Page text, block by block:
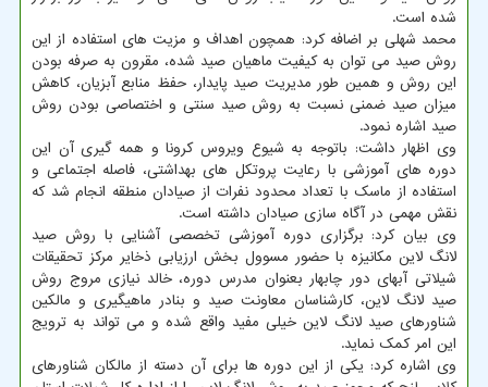
شده است.
محمد شهلی بر اضافه کرد: همچون اهداف و مزیت های استفاده از این
روش صید می توان به کیفیت ماهیان صید شده، مقرون به صرفه بودن
این روش و همین طور مدیریت صید پایدار، حفظ منابع آبزیان، کاهش
میزان صید ضمنی نسبت به روش صید سنتی و اختصاصی بودن روش
صید اشاره نمود.
وی اظهار داشت: باتوجه به شیوع ویروس کرونا و همه گیری آن این
دوره های آموزشی با رعایت پروتکل های بهداشتی، فاصله اجتماعی و
استفاده از ماسک با تعداد محدود نفرات از صیادان منطقه انجام شد که
نقش مهمی در آگاه سازی صیادان داشته است.
وی بیان کرد: برگزاری دوره آموزشی تخصصی آشنایی با روش صید
لانگ لاین مکانیزه با حضور مسوول بخش ارزیابی ذخایر مرکز تحقیقات
شیلاتی آبهای دور چابهار بعنوان مدرس دوره، خالد نیازی مروج روش
صید لانگ لاین، کارشناسان معاونت صید و بنادر ماهیگیری و مالکین
شناورهای صید لانگ لاین خیلی مفید واقع شده و می تواند به ترویج
این امر کمک نماید.
وی اشاره کرد: یکی از این دوره ها برای آن دسته از مالکان شناورهای